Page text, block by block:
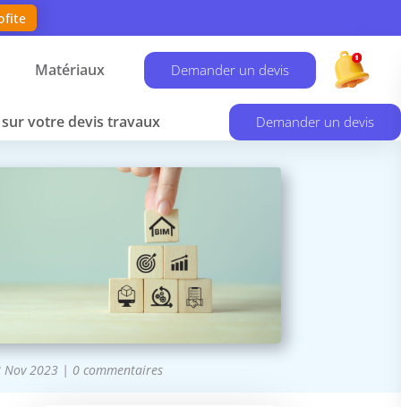
Matériaux Demander un devis
sur votre devis travaux Demander un devis
Nov 2023| 0 commentaires